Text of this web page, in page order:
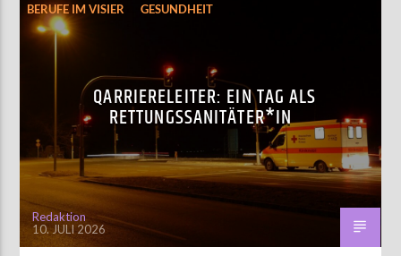
AKTUELLER TRACK
ANGEBOT
IEDEREEN
AKTUELLE SENDUNG
MOEBIUS
00:00 09:00
BERUFE IM VISIER GESUNDHEIT
HIGHLIGHT
QARRIERELEITER: EIN TAG ALS
RETTUNGSSANITÄTER*IN
Redaktion
10. JULI 2026